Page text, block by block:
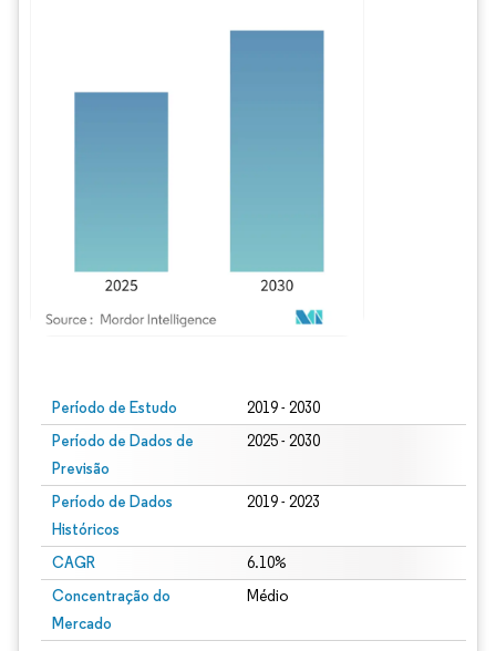
Período de Estudo 2019 - 2030
Período de Dados de
Previsão
2025 - 2030
Período de Dados
Históricos
2019 - 2023
CAGR 6.10%
Concentração do
Mercado
Médio